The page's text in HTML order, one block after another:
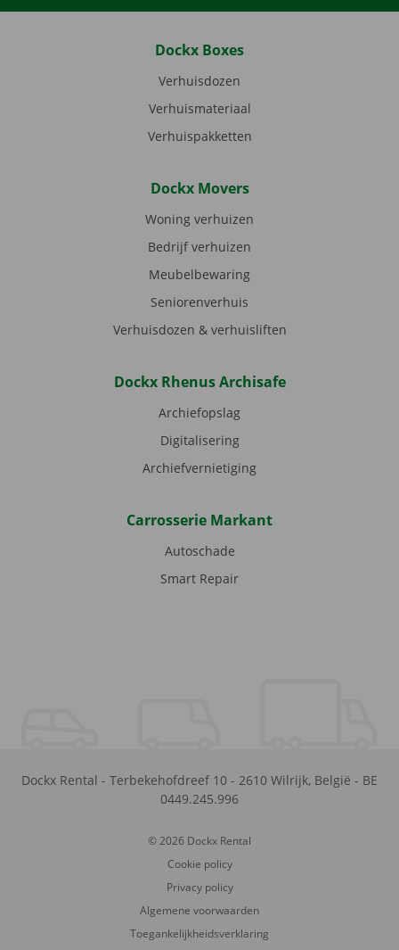
Dockx Boxes
Verhuisdozen
Verhuismateriaal
Verhuispakketten
Dockx Movers
Woning verhuizen
Bedrijf verhuizen
Meubelbewaring
Seniorenverhuis
Verhuisdozen & verhuisliften
Dockx Rhenus Archisafe
Archiefopslag
Digitalisering
Archiefvernietiging
Carrosserie Markant
Autoschade
Smart Repair
Dockx Rental - Terbekehofdreef 10 - 2610 Wilrijk, België - BE
0449.245.996
© 2026 Dockx Rental
Cookie policy
Privacy policy
Algemene voorwaarden
Toegankelijkheidsverklaring